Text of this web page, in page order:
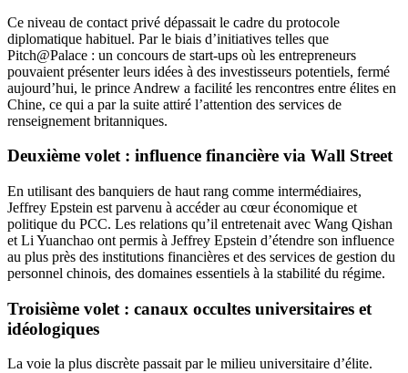
Ce niveau de contact privé dépassait le cadre du protocole
diplomatique habituel. Par le biais d’initiatives telles que
Pitch@Palace : un concours de start-ups où les entrepreneurs
pouvaient présenter leurs idées à des investisseurs potentiels, fermé
aujourd’hui, le prince Andrew a facilité les rencontres entre élites en
Chine, ce qui a par la suite attiré l’attention des services de
renseignement britanniques.
Deuxième volet : influence financière via Wall Street
En utilisant des banquiers de haut rang comme intermédiaires,
Jeffrey Epstein est parvenu à accéder au cœur économique et
politique du PCC. Les relations qu’il entretenait avec Wang Qishan
et Li Yuanchao ont permis à Jeffrey Epstein d’étendre son influence
au plus près des institutions financières et des services de gestion du
personnel chinois, des domaines essentiels à la stabilité du régime.
Troisième volet : canaux occultes universitaires et
idéologiques
La voie la plus discrète passait par le milieu universitaire d’élite.